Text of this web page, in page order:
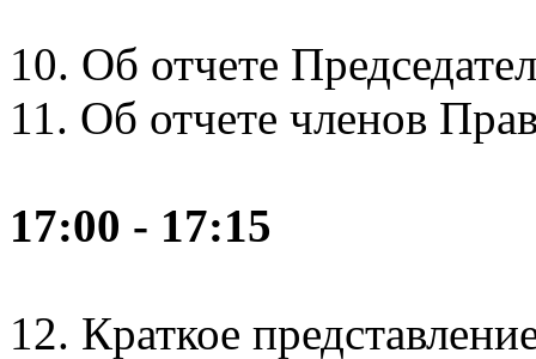
10. Об отчете
11. Об отчете членов
17:00 - 17:15
12. Краткое